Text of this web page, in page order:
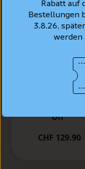
Levi's® 502™
Taper Jeans,
Off"
CHF 129.90
Rabatt auf
Bestellungen
3.8.26,
werden